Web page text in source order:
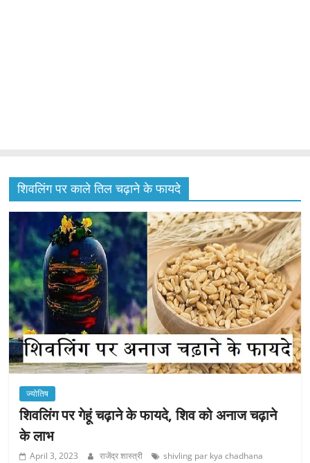
शिवलिंग पर काले तिल चढ़ाने के फायदे
ज्योतिष
शिवलिंग पर गेहूं चढ़ाने के फायदे, शिव को अनाज चढ़ाने
के लाभ
April 3, 2023 राजेंद्र शास्त्री
shivling par kya chadhana